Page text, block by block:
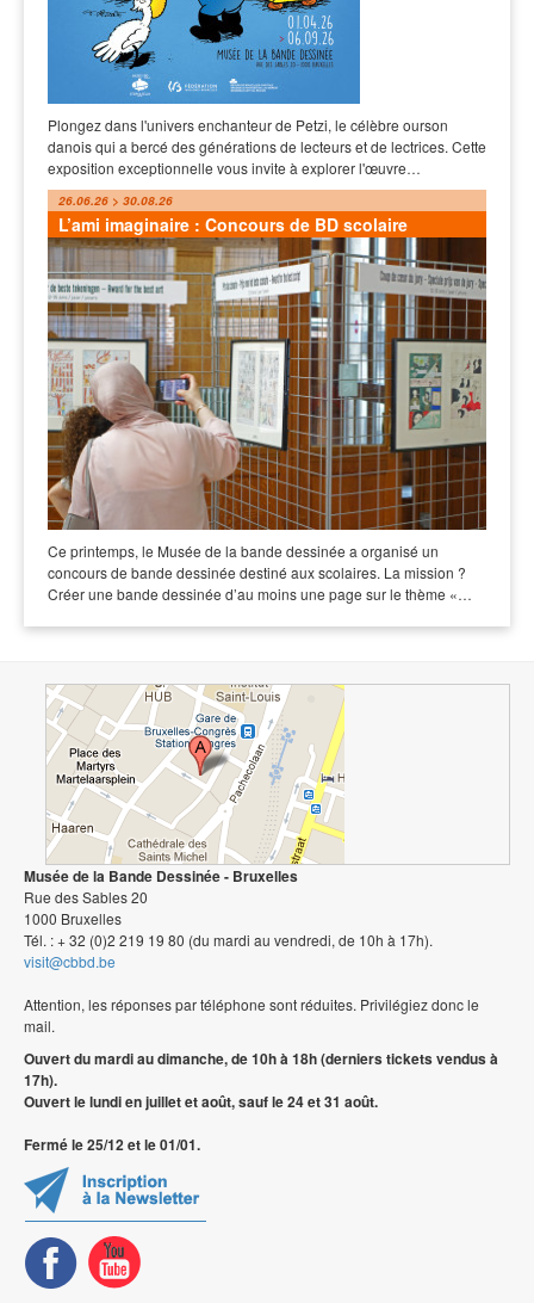
Plongez dans l'univers enchanteur de Petzi, le célèbre ourson
danois qui a bercé des générations de lecteurs et de lectrices. Cette
exposition exceptionnelle vous invite à explorer l'œuvre…
26.06.26 > 30.08.26
L’ami imaginaire : Concours de BD scolaire
Ce printemps, le Musée de la bande dessinée a organisé un
concours de bande dessinée destiné aux scolaires. La mission ?
Créer une bande dessinée d’au moins une page sur le thème «…
Musée de la Bande Dessinée - Bruxelles
Rue des Sables 20
1000 Bruxelles
Tél. : + 32 (0)2 219 19 80 (du mardi au vendredi, de 10h à 17h).
visit@cbbd.be
Attention, les réponses par téléphone sont réduites. Privilégiez donc le
mail.
Ouvert du mardi au dimanche, de 10h à 18h (derniers tickets vendus à
17h).
Ouvert le lundi en juillet et août, sauf le 24 et 31 août.
Fermé le 25/12 et le 01/01.